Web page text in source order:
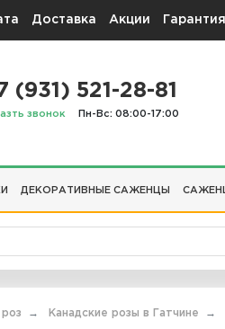
Доставка Акции Гарантия
(931) 521-28-81
звонок Пн-Вс: 08:00-17:00
ДЕКОРАТИВНЫЕ САЖЕНЦЫ
Канадские розы в Гатчине